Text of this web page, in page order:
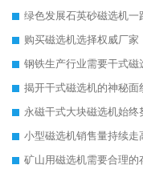
购买磁选机选择权威厂家
钢铁生产行业需要干式磁
揭开干式磁选机的神秘面
小型磁选机销售量持续走
矿山用磁选机需要合理的